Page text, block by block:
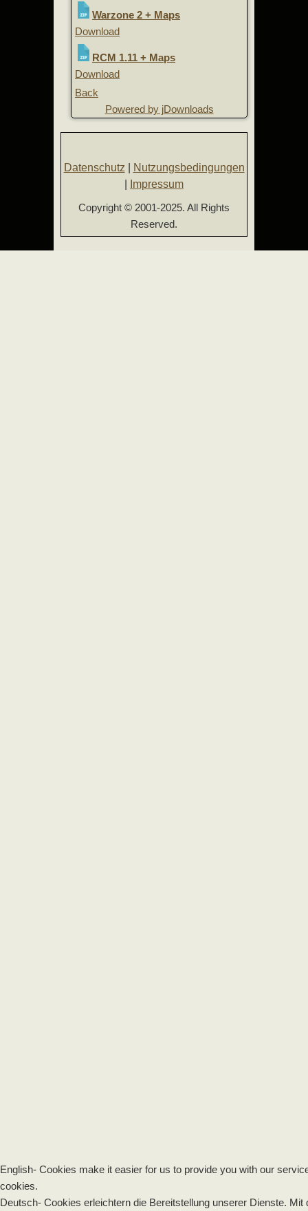
Warzone 2 + Maps
Download
RCM 1.11 + Maps
Download
Back
Powered by jDownloads
Datenschutz
Nutzungsbedingungen
Impressum
Copyright © 2001-2025. All Rights
Reserved.
English- Cookies make it easier for us to provide you with our
cookies.
Deutsch- Cookies erleichtern die Bereitstellung unserer Dienste.